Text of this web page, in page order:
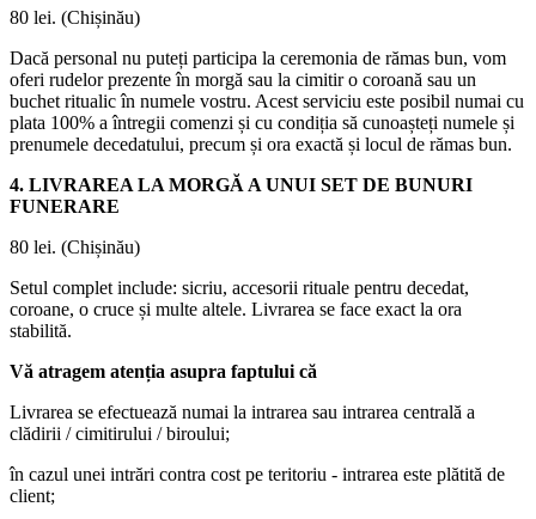
80 lei. (Chișinău)
Dacă personal nu puteți participa la ceremonia de rămas bun, vom
oferi rudelor prezente în morgă sau la cimitir o coroană sau un
buchet ritualic în numele vostru. Acest serviciu este posibil numai cu
plata 100% a întregii comenzi și cu condiția să cunoașteți numele și
prenumele decedatului, precum și ora exactă și locul de rămas bun.
4. LIVRAREA LA MORGĂ A UNUI SET DE BUNURI
FUNERARE
80 lei. (Chișinău)
Setul complet include: sicriu, accesorii rituale pentru decedat,
coroane, o cruce și multe altele. Livrarea se face exact la ora
stabilită.
Vă atragem atenția asupra faptului că
Livrarea se efectuează numai la intrarea sau intrarea centrală a
clădirii / cimitirului / biroului;
în cazul unei intrări contra cost pe teritoriu - intrarea este plătită de
client;